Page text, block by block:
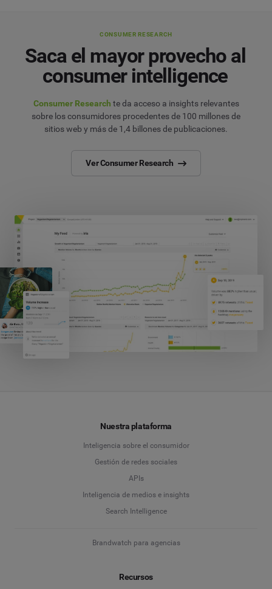
CONSUMER RESEARCH
Saca el mayor provecho al
consumer intelligence
Consumer Research te da acceso a insights relevantes
sobre los consumidores procedentes de 100 millones de
sitios web y más de 1,4 billones de publicaciones.
Ver Consumer Research
Nuestra plataforma
Inteligencia sobre el consumidor
Gestión de redes sociales
APIs
Inteligencia de medios e insights
Search Intelligence
Brandwatch para agencias
Recursos